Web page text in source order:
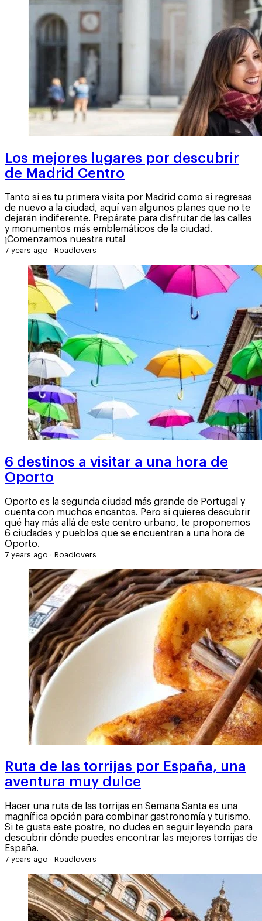
Los mejores lugares por descubrir
de Madrid Centro
Tanto si es tu primera visita por Madrid como si regresas
de nuevo a la ciudad, aquí van algunos planes que no te
dejarán indiferente. Prepárate para disfrutar de las calles
y monumentos más emblemáticos de la ciudad.
¡Comenzamos nuestra ruta!
7 years ago · Roadlovers
6 destinos a visitar a una hora de
Oporto
Oporto es la segunda ciudad más grande de Portugal y
cuenta con muchos encantos. Pero si quieres descubrir
qué hay más allá de este centro urbano, te proponemos
6 ciudades y pueblos que se encuentran a una hora de
Oporto.
7 years ago · Roadlovers
Ruta de las torrijas por España, una
aventura muy dulce
Hacer una ruta de las torrijas en Semana Santa es una
magnífica opción para combinar gastronomía y turismo.
Si te gusta este postre, no dudes en seguir leyendo para
descubrir dónde puedes encontrar las mejores torrijas de
España.
7 years ago · Roadlovers